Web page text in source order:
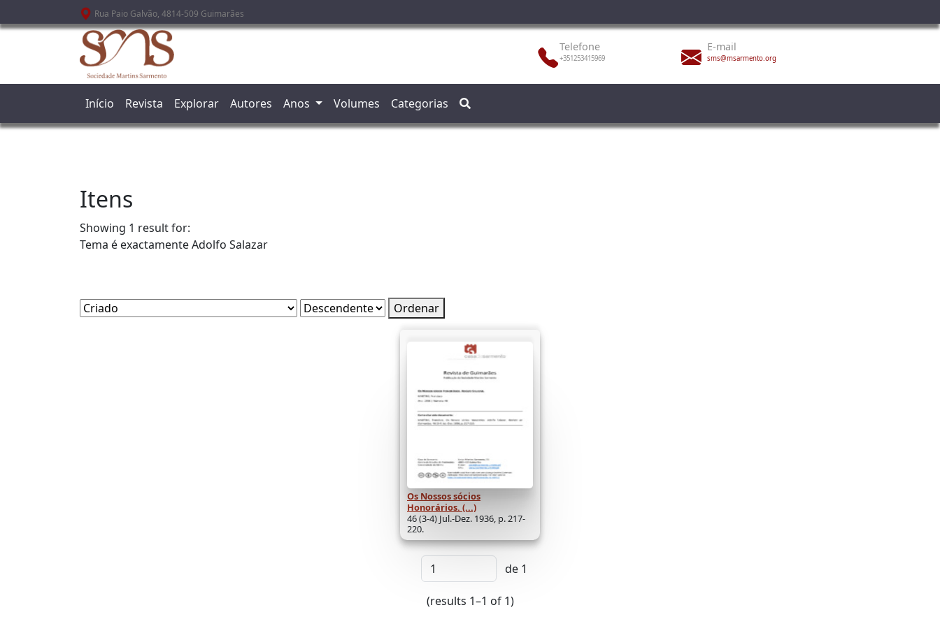
Passar para o conteúdo principal
Rua Paio Galvão, 4814-509 Guimarães
Telefone
+351253415969
E-mail
sms@msarmento.org
Início Revista Explorar Autores Anos Volumes Categorias
Itens
Showing 1 result for:
Tema é exactamenteAdolfo Salazar
Ordenar
Os Nossos sócios
Honorários. (...)
46 (3-4) Jul.-Dez. 1936, p. 217-
220.
de 1
(results 1–1 of 1)